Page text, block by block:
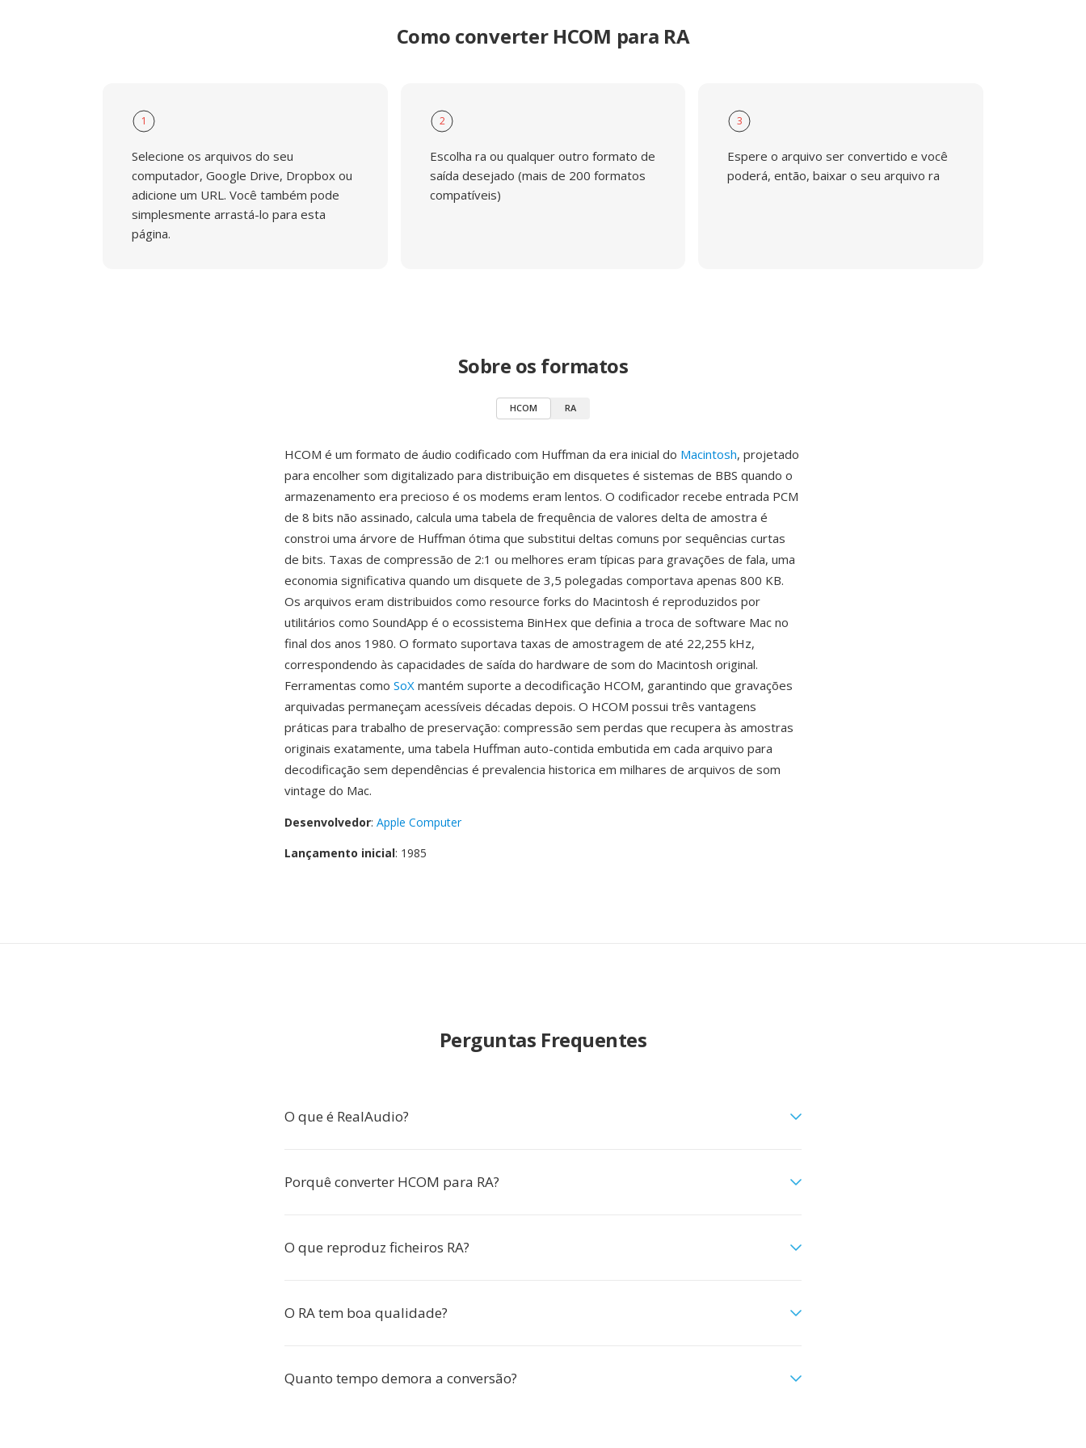
Como converter HCOM para RA
1
Selecione os arquivos do seu
computador, Google Drive, Dropbox ou
adicione um URL. Você também pode
simplesmente arrastá-lo para esta
página.
2
Escolha ra ou qualquer outro formato de
saída desejado (mais de 200 formatos
compatíveis)
3
Espere o arquivo ser convertido e você
poderá, então, baixar o seu arquivo ra
Sobre os formatos
HCOM RA
HCOM é um formato de áudio codificado com Huffman da era inicial do Macintosh, projetado
para encolher som digitalizado para distribuição em disquetes é sistemas de BBS quando o
armazenamento era precioso é os modems eram lentos. O codificador recebe entrada PCM
de 8 bits não assinado, calcula uma tabela de frequência de valores delta de amostra é
constroi uma árvore de Huffman ótima que substitui deltas comuns por sequências curtas
de bits. Taxas de compressão de 2:1 ou melhores eram típicas para gravações de fala, uma
economia significativa quando um disquete de 3,5 polegadas comportava apenas 800 KB.
Os arquivos eram distribuidos como resource forks do Macintosh é reproduzidos por
utilitários como SoundApp é o ecossistema BinHex que definia a troca de software Mac no
final dos anos 1980. O formato suportava taxas de amostragem de até 22,255 kHz,
correspondendo às capacidades de saída do hardware de som do Macintosh original.
Ferramentas como SoX mantém suporte a decodificação HCOM, garantindo que gravações
arquivadas permaneçam acessíveis décadas depois. O HCOM possui três vantagens
práticas para trabalho de preservação: compressão sem perdas que recupera às amostras
originais exatamente, uma tabela Huffman auto-contida embutida em cada arquivo para
decodificação sem dependências é prevalencia historica em milhares de arquivos de som
vintage do Mac.
Desenvolvedor: Apple Computer
Lançamento inicial: 1985
Perguntas Frequentes
O que é RealAudio?
Porquê converter HCOM para RA?
O que reproduz ficheiros RA?
O RA tem boa qualidade?
Quanto tempo demora a conversão?